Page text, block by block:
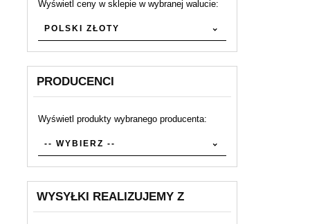
Wyświetl ceny w sklepie w wybranej walucie:
POLSKI ZŁOTY
PRODUCENCI
Wyświetl produkty wybranego producenta:
set_producers
-- WYBIERZ --
WYSYŁKI REALIZUJEMY Z